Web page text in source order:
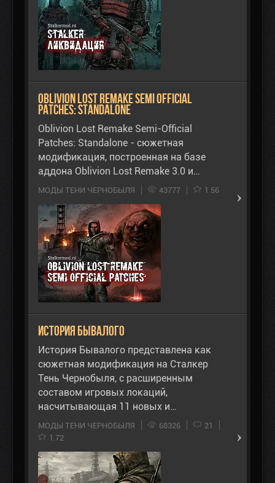
Oblivion Lost Remake Semi Official
Patches: Standalone
Oblivion Lost Remake Semi-Official
Patches: Standalone - сюжетная
модификация, построенная на базе
аддона Oblivion Lost Remake 3.0 и…
МОДЫ ТЕНИ ЧЕРНОБЫЛЯ 43777 1.56
История Бывалого
История Бывалого представлена как
сюжетная модификация на Сталкер
Тень Чернобыля, с расширенным
составом игровых локаций,
насчитывающая 11 новых и…
МОДЫ ТЕНИ ЧЕРНОБЫЛЯ 68326
21
1.72